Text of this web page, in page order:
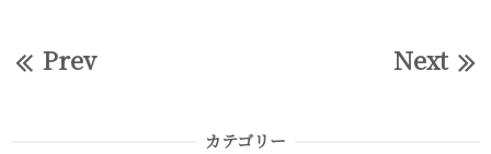
Prev Next
カテゴリー